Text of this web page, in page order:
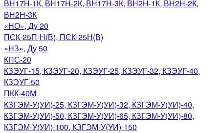
ВН17Н-1К, ВН17Н-2К, ВН17Н-3К, ВН2Н-1К, ВН2Н-2К,
ВН2Н-3К
«НО», Ду 20
ПСК-25П-Н(В), ПСК-25Н(В)
«НЗ», Ду 50
КПС-20
КЗЭУГ-15, КЗЭУГ-20, КЗЭУГ-25, КЗЭУГ-32, КЗЭУГ-40,
КЗЭУГ-50
ПКК-40М
КЗГЭМ-У(УИ)-25, КЗГЭМ-У(УИ)-32, КЗГЭМ-У(УИ)-40,
КЗГЭМ-У(УИ)-50, КЗГЭМ-У(УИ)-65, КЗГЭМ-У(УИ)-80,
КЗГЭМ-У(УИ)-100, КЗГЭМ-У(УИ)-150